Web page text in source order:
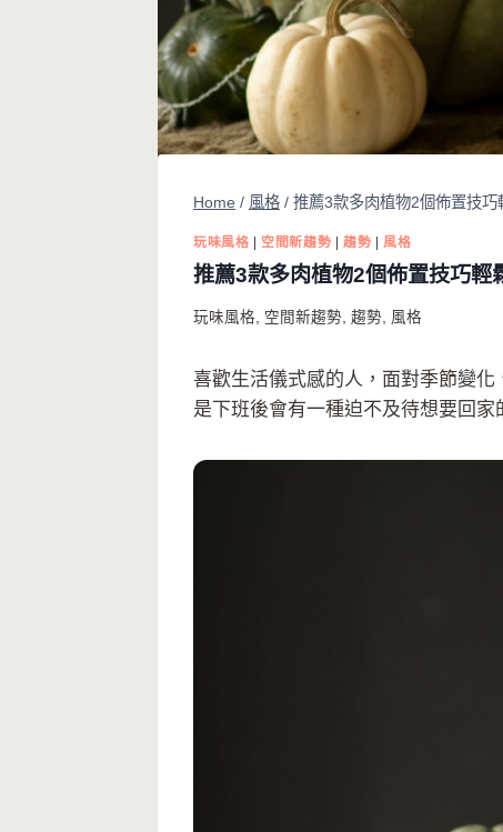
Home / 風格 / 推薦3款多肉植物2個佈置技巧
玩味風格 | 空間新趨勢 | 趨勢 | 風格
推薦3款多肉植物2個佈置技巧輕
玩味風格, 空間新趨勢, 趨勢, 風格
喜歡生活儀式感的人，面對季節變
是下班後會有一種迫不及待想要回家